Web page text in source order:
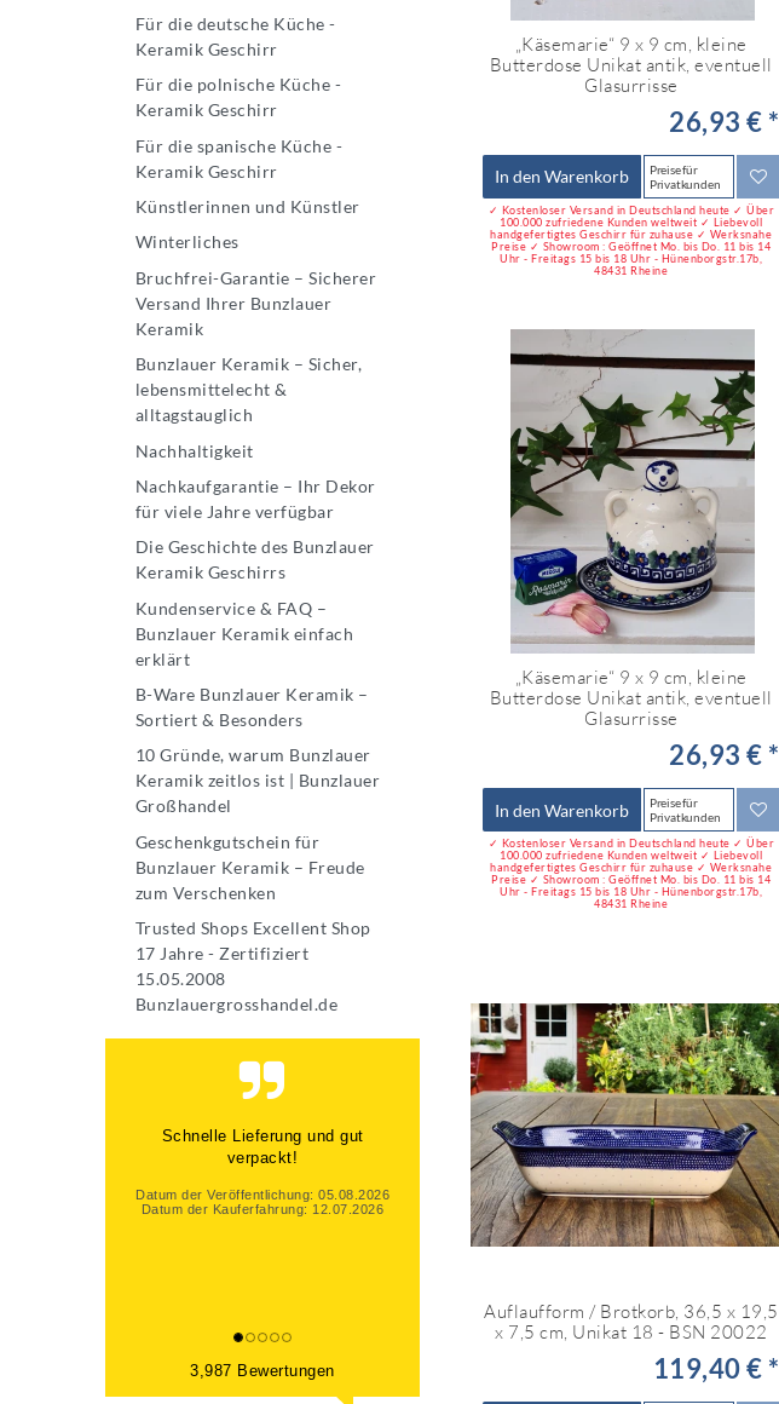
Für die deutsche Küche -
Keramik Geschirr
Für die polnische Küche -
Keramik Geschirr
Für die spanische Küche -
Keramik Geschirr
Künstlerinnen und Künstler
Winterliches
Bruchfrei-Garantie – Sicherer
Versand Ihrer Bunzlauer
Keramik
Bunzlauer Keramik – Sicher,
lebensmittelecht &
alltagstauglich
Nachhaltigkeit
Nachkaufgarantie – Ihr Dekor
für viele Jahre verfügbar
Die Geschichte des Bunzlauer
Keramik Geschirrs
Kundenservice & FAQ –
Bunzlauer Keramik einfach
erklärt
B-Ware Bunzlauer Keramik –
Sortiert & Besonders
10 Gründe, warum Bunzlauer
Keramik zeitlos ist | Bunzlauer
Großhandel
Geschenkgutschein für
Bunzlauer Keramik – Freude
zum Verschenken
Trusted Shops Excellent Shop
17 Jahre - Zertifiziert
15.05.2008
Bunzlauergrosshandel.de
Schnelle Lieferung und gut
verpackt!
Datum der Veröffentlichung: 05.08.2026
Datum der Kauferfahrung: 12.07.2026
3,987 Bewertungen
„Käsemarie“ 9 x 9 cm, kleine
Butterdose Unikat antik, eventuell
Glasurrisse
26,93 € *
In den Warenkorb
Preise für
Privatkunden
✓ Kostenloser Versand in Deutschland heute ✓ Über
100.000 zufriedene Kunden weltweit ✓ Liebevoll
handgefertigtes Geschirr für zuhause ✓ Werksnahe
Preise ✓ Showroom : Geöffnet Mo. bis Do. 11 bis 14
Uhr - Freitags 15 bis 18 Uhr - Hünenborgstr.17b,
48431 Rheine
„Käsemarie“ 9 x 9 cm, kleine
Butterdose Unikat antik, eventuell
Glasurrisse
26,93 € *
In den Warenkorb
Preise für
Privatkunden
✓ Kostenloser Versand in Deutschland heute ✓ Über
100.000 zufriedene Kunden weltweit ✓ Liebevoll
handgefertigtes Geschirr für zuhause ✓ Werksnahe
Preise ✓ Showroom : Geöffnet Mo. bis Do. 11 bis 14
Uhr - Freitags 15 bis 18 Uhr - Hünenborgstr.17b,
48431 Rheine
Auflaufform / Brotkorb, 36,5 x 19,5
x 7,5 cm, Unikat 18 - BSN 20022
119,40 € *